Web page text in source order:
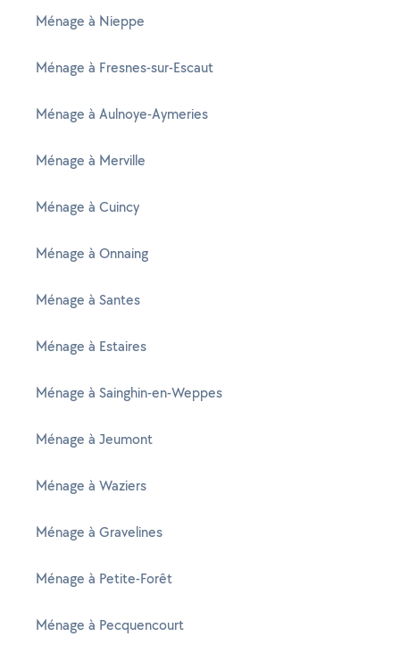
Ménage à Nieppe
Ménage à Fresnes-sur-Escaut
Ménage à Aulnoye-Aymeries
Ménage à Merville
Ménage à Cuincy
Ménage à Onnaing
Ménage à Santes
Ménage à Estaires
Ménage à Sainghin-en-Weppes
Ménage à Jeumont
Ménage à Waziers
Ménage à Gravelines
Ménage à Petite-Forêt
Ménage à Pecquencourt